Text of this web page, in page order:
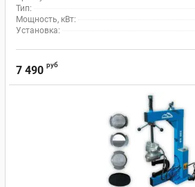
Тип:
Мощность, кВт:
Установка:
7 490 руб